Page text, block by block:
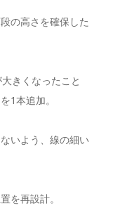
の高さを確保した
きくなったこと
1本追加。
いよう、線の細い
を再設計。